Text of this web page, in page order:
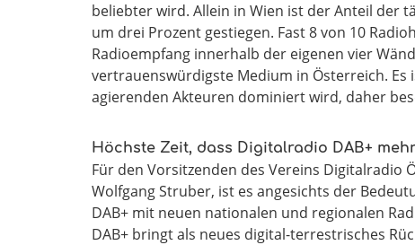
beliebter wird. Allein in Wien ist der Anteil der
um drei Prozent gestiegen. Fast 8 von 10
Radioempfang innerhalb der eigenen vier
vertrauenswürdigste Medium in Österreich. Es
agierenden Akteuren dominiert wird, daher
Höchste Zeit, dass Digitalradio DAB+
Für den Vorsitzenden des Vereins Digitalradio
Wolfgang Struber, ist es angesichts der
DAB+ mit neuen nationalen und regionalen
DAB+ bringt als neues digital-terrestrisches